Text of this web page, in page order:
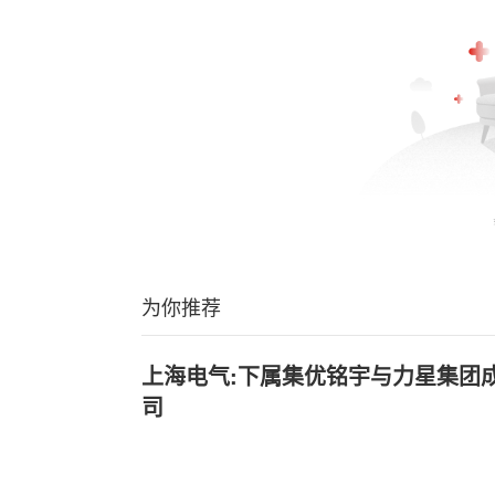
为你推荐
上海电气:下属集优铭宇与力星集团
司